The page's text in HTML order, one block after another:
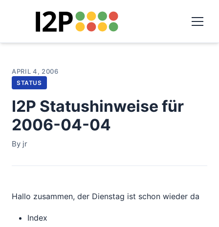
APRIL 4, 2006
STATUS
I2P Statushinweise für
2006-04-04
By jr
Hallo zusammen, der Dienstag ist schon wieder da
Index